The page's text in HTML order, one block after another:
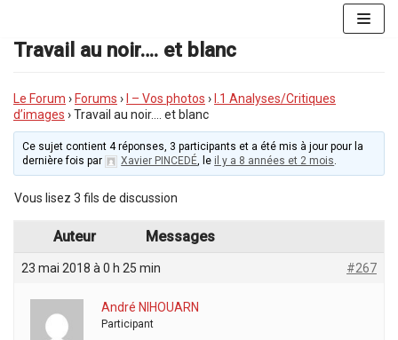
au
contenu
Travail au noir…. et blanc
Le Forum › Forums › I – Vos photos ›
I.1 Analyses/Critiques
d’images ›Travail au noir…. et blanc
Ce sujet contient 4 réponses, 3 participants et a été mis à jour pour la
dernière fois par
Xavier PINCEDÉ, le il y a 8 années et 2 mois.
Vous lisez 3 fils de discussion
Auteur Messages
23 mai 2018 à 0 h 25 min #267
André NIHOUARN
Participant